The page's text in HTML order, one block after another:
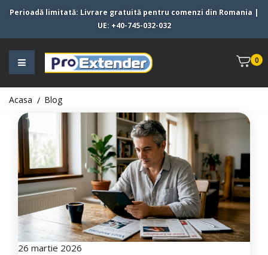
Perioadă limitată: Livrare gratuită pentru comenzi din Romania |
UE: +40-745-032-032
0
Acasa Blog
26 martie 2026